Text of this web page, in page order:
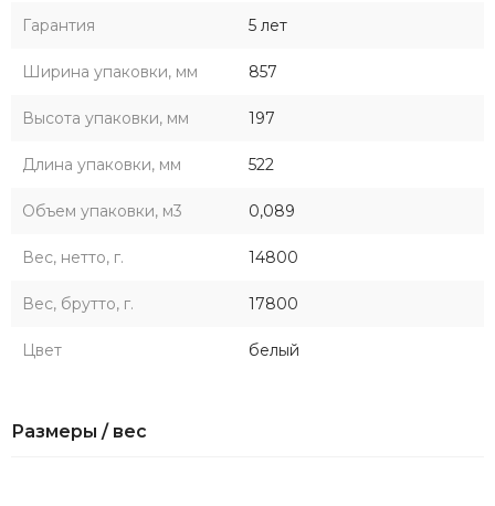
Гарантия 5 лет
Ширина упаковки, мм 857
Высота упаковки, мм 197
Длина упаковки, мм 522
Объем упаковки, м3 0,089
Вес, нетто, г. 14800
Вес, брутто, г. 17800
Цвет белый
Размеры / вес